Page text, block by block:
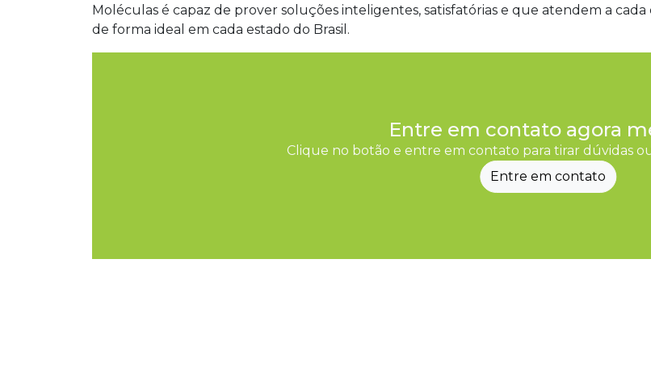
Moléculas é capaz de prover soluções inteligentes, satisfatórias e que atendem a cada
de forma ideal em cada estado do Brasil.
Entre em contato agora
Clique no botão e entre em contato para tirar dúvidas
Entre em contato